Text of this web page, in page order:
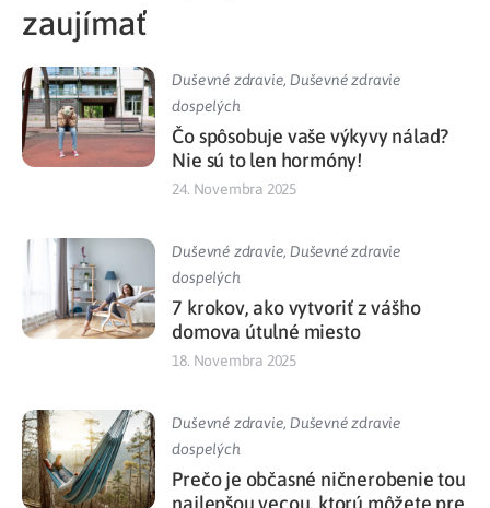
zaujímať
Duševné zdravie,Duševné zdravie
dospelých
Čo spôsobuje vaše výkyvy nálad?
Nie sú to len hormóny!
24. Novembra 2025
Duševné zdravie,Duševné zdravie
dospelých
7 krokov, ako vytvoriť z vášho
domova útulné miesto
18. Novembra 2025
Duševné zdravie,Duševné zdravie
dospelých
Prečo je občasné ničnerobenie tou
najlepšou vecou, ktorú môžete pre